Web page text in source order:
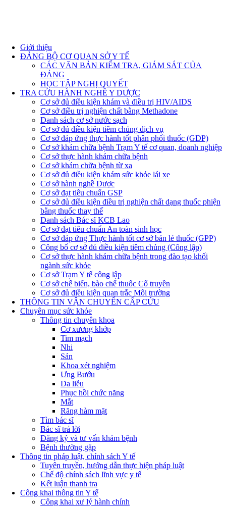
Giới thiệu
ĐẢNG BỘ CƠ QUAN SỞ Y TẾ
CÁC VĂN BẢN KIỂM TRA, GIÁM SÁT CỦA
ĐẢNG
HỌC TẬP NGHỊ QUYẾT
TRA CỨU HÀNH NGHỀ Y DƯỢC
Cơ sở đủ điều kiện khám và điều trị HIV/AIDS
Cơ sở điều trị nghiện chất bằng Methadone
Danh sách cơ sở nước sạch
Cơ sở đủ điều kiện tiêm chủng dịch vụ
Cơ sở đáp ứng thực hành tốt phân phối thuốc (GDP)
Cơ sở khám chữa bệnh Trạm Y tế cơ quan, doanh nghiệp
Cơ sở thực hành khám chữa bệnh
Cơ sở khám chữa bệnh từ xa
Cơ sở đủ điều kiện khám sức khỏe lái xe
Cơ sở hành nghề Dược
Cơ sở đạt tiêu chuẩn GSP
Cơ sở đủ điều kiện điều trị nghiện chất dạng thuốc phiện
bằng thuốc thay thế
Danh sách Bác sĩ KCB Lao
Cơ sở đạt tiêu chuẩn An toàn sinh học
Cơ sở đáp ứng Thực hành tốt cơ sở bán lẻ thuốc (GPP)
Công bố cơ sở đủ điều kiện tiêm chủng (Công lập)
Cơ sở thực hành khám chữa bệnh trong đào tạo khối
ngành sức khỏe
Cơ sở Trạm Y tế công lập
Cơ sở chế biến, bào chế thuốc Cổ truyền
Cơ sở đủ điều kiện quan trắc Môi trường
THÔNG TIN VẬN CHUYỂN CẤP CỨU
Chuyên mục sức khỏe
Thông tin chuyên khoa
Cơ xương khớp
Tim mạch
Nhi
Sản
Khoa xét nghiệm
Ưng Bướu
Da liễu
Phục hồi chức năng
Mắt
Răng hàm mặt
Tìm bác sĩ
Bác sĩ trả lời
Đăng ký và tư vấn khám bệnh
Bệnh thường gặp
Thông tin pháp luật, chính sách Y tế
Tuyên truyền, hướng dẫn thực hiện pháp luật
Chế độ chính sách lĩnh vực y tế
Kết luận thanh tra
Công khai thông tin Y tế
Công khai xư lý hành chính